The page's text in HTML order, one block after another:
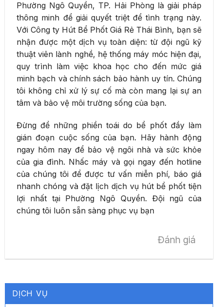
Phường Ngô Quyền, TP. Hải Phòng là giải pháp
thông minh để giải quyết triệt để tình trạng này.
Với Công ty Hút Bể Phốt Giá Rẻ Thái Bình, bạn sẽ
nhận được một dịch vụ toàn diện: từ đội ngũ kỹ
thuật viên lành nghề, hệ thống máy móc hiện đại,
quy trình làm việc khoa học cho đến mức giá
minh bạch và chính sách bảo hành uy tín. Chúng
tôi không chỉ xử lý sự cố mà còn mang lại sự an
tâm và bảo vệ môi trường sống của bạn.
Đừng để những phiền toái do bể phốt đầy làm
gián đoạn cuộc sống của bạn. Hãy hành động
ngay hôm nay để bảo vệ ngôi nhà và sức khỏe
của gia đình. Nhấc máy và gọi ngay đến hotline
của chúng tôi để được tư vấn miễn phí, báo giá
nhanh chóng và đặt lịch dịch vụ hút bể phốt tiện
lợi nhất tại Phường Ngô Quyền. Đội ngũ của
chúng tôi luôn sẵn sàng phục vụ bạn
Đánh giá
DỊCH VỤ